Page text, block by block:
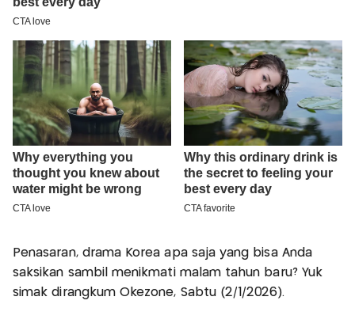
Penasaran, drama Korea apa saja yang bisa Anda
saksikan sambil menikmati malam tahun baru? Yuk
simak dirangkum Okezone, Sabtu (2/1/2026).